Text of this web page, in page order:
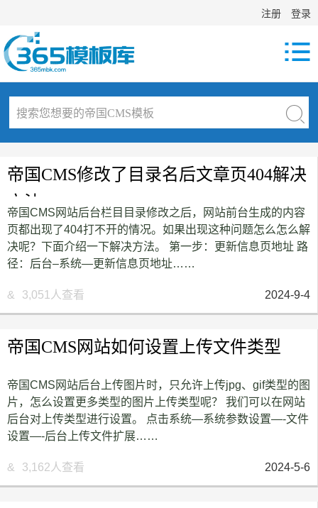
注册 登录

帝国CMS修改了目录名后文章页404解决
方法
帝国CMS网站后台栏目目录修改之后，网站前台生成的内容
页都出现了404打不开的情况。如果出现这种问题怎么怎么解
决呢？下面介绍一下解决方法。 第一步：更新信息页地址 路
径：后台–系统—更新信息页地址……
2024-9-4
& 3,051人查看
帝国CMS网站如何设置上传文件类型
帝国CMS网站后台上传图片时，只允许上传jpg、gif类型的图
片，怎么设置更多类型的图片上传类型呢？ 我们可以在网站
后台对上传类型进行设置。 点击系统—系统参数设置—-文件
设置—-后台上传文件扩展……
2024-5-6
& 3,162人查看